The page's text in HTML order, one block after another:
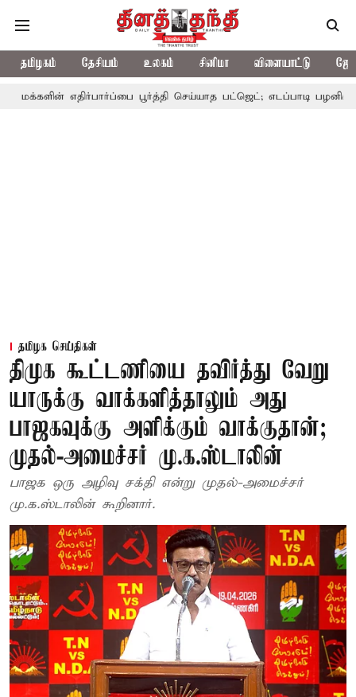
தமிழகம் தேசியம் உலகம் சினிமா விளையாட்டு
பூர்த்தி செய்யாத பட்ஜெட்; எடப்பாடி பழனிசாமி
தமிழக செய்திகள்
திமுக கூட்டணியை தவிர்த்து வேறு
யாருக்கு வாக்களித்தாலும் அது
பாஜகவுக்கு அளிக்கும் வாக்குதான்;
முதல்-அமைச்சர் மு.க.ஸ்டாலின்
பாஜக ஒரு அழிவு சக்தி என்று முதல்-அமைச்சர்
மு.க.ஸ்டாலின் கூறினார்.